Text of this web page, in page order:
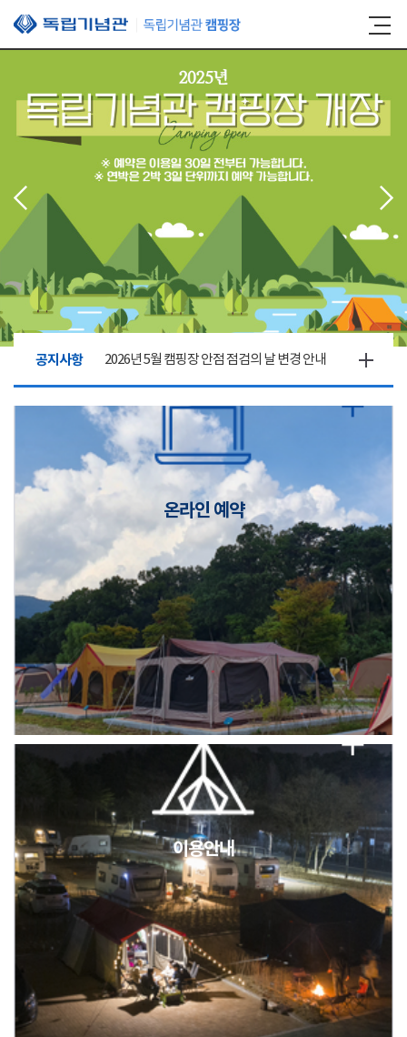
본문 바로가기
공지사항 2026년 5월 캠핑장 안점 점검의 날 변경 안내
캠핑장(9월1일~6일) 미운영 공지
2026년 5월 캠핑장 안점 점검의 날 변경 안내
캠핑장(9월1일~6일) 미운영 공지
2026년 5월 캠핑장 안점 점검의 날 변경 안내
캠핑장(9월1일~6일) 미운영 공지
2026년 5월 캠핑장 안점 점검의 날 변경 안내
캠핑장(9월1일~6일) 미운영 공지
[6/1]전산시스템 점검 및 안정화에 따른 서비스 이용 제한 안내
온라인 예약
이용안내